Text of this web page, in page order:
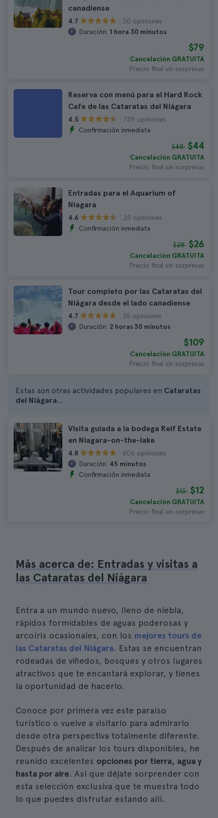
canadiense
4.7
30 opiniones
Duración: 1 hora 30 minutos
$79
Cancelación GRATUITA
Precio final sin sorpresas
Reserva con menú para el Hard Rock
Cafe de las Cataratas del Niágara
4.5
759 opiniones
Confirmación inmediata
$48 $44
Cancelación GRATUITA
Precio final sin sorpresas
Entradas para el Aquarium of
Niagara
4.6
25 opiniones
Confirmación inmediata
$28 $26
Cancelación GRATUITA
Precio final sin sorpresas
Tour completo por las Cataratas del
Niágara desde el lado canadiense
4.7
25 opiniones
Duración: 2 horas 30 minutos
$109
Cancelación GRATUITA
Precio final sin sorpresas
Estas son otras actividades populares en Cataratas
del Niágara...
Visita guiada a la bodega Reif Estate
en Niagara-on-the-lake
4.8
606 opiniones
Duración: 45 minutos
Confirmación inmediata
$13 $12
Cancelación GRATUITA
Precio final sin sorpresas
Más acerca de: Entradas y visitas a
las Cataratas del Niágara
Entra a un mundo nuevo, lleno de niebla,
rápidos formidables de aguas poderosas y
arcoíris ocasionales, con los mejores tours de
las Cataratas del Niágara. Estas se encuentran
rodeadas de viñedos, bosques y otros lugares
atractivos que te encantará explorar, y tienes
la oportunidad de hacerlo.
Conoce por primera vez este paraíso
turístico o vuelve a visitarlo para admirarlo
desde otra perspectiva totalmente diferente.
Después de analizar los tours disponibles, he
reunido excelentes opciones por tierra, agua y
hasta por aire. Así que déjate sorprender con
esta selección exclusiva que te muestra todo
lo que puedes disfrutar estando allí.